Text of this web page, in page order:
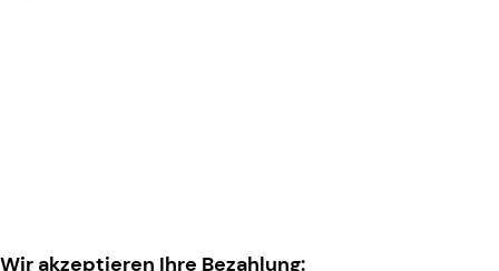
Wir akzeptieren Ihre Bezahlung: